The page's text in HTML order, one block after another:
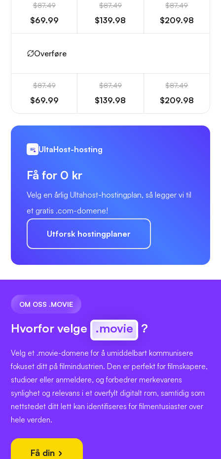
$87.49
$69.99
$87.49
$139.98
$87.49
$209.98
Overføre
$87.49
$69.99
$87.49
$139.98
$87.49
$209.98
UltaHost-hosting
Få for 0 kr
Velg en årlig Ultahost-hostingplan, så legger vi til
et gratis .com-domene!
Utforsk hostingplaner
OM OSS .MOVIE
Hvorfor velge .movie ?
Velg et .movie-domene for å umiddelbart kommunisere
fokuset ditt på filmindustrien. Den er perfekt for filmskapere,
studioer eller anmeldere, og forbedrer merkevarens
synlighet og relevans i et overfylt digitalt rom, samtidig som
nettstedet ditt lett kan identifiseres for filmentusiaster over
hele verden.
Få din